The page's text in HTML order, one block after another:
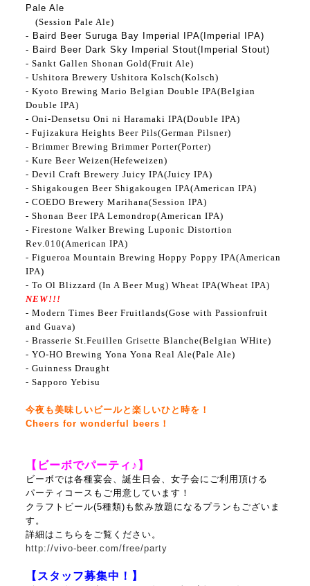
Pale Ale
(Session Pale Ale)
- Baird Beer Suruga Bay Imperial IPA(Imperial IPA)
- Baird Beer Dark Sky Imperial Stout(Imperial Stout)
- Sankt Gallen Shonan Gold(Fruit Ale)
- Ushitora Brewery Ushitora Kolsch(Kolsch)
- Kyoto Brewing Mario Belgian Double IPA(Belgian
Double IPA)
- Oni-Densetsu Oni ni Haramaki IPA(Double IPA)
- Fujizakura Heights Beer Pils(German Pilsner)
- Brimmer Brewing Brimmer Porter(Porter)
- Kure Beer Weizen(Hefeweizen)
- Devil Craft Brewery Juicy IPA(Juicy IPA)
- Shigakougen Beer Shigakougen IPA(American IPA)
- COEDO Brewery Marihana(Session IPA)
- Shonan Beer IPA Lemondrop(American IPA)
- Firestone Walker Brewing Luponic Distortion
Rev.010(American IPA)
- Figueroa Mountain Brewing Hoppy Poppy IPA(American
IPA)
- To Ol Blizzard (In A Beer Mug) Wheat IPA(Wheat IPA)
NEW!!!
- Modern Times Beer Fruitlands(Gose with Passionfruit
and Guava)
- Brasserie St.Feuillen Grisette Blanche(Belgian WHite)
- YO-HO Brewing Yona Yona Real Ale(Pale Ale)
- Guinness Draught
- Sapporo Yebisu
今夜も美味しいビールと楽しいひと時を！
Cheers for wonderful beers！
【ビーボでパーティ♪】
ビーボでは各種宴会、誕生日会、女子会にご利用頂ける
パーティコースもご用意しています！
クラフトビール(5種類)も飲み放題になるプランもございま
す。
詳細はこちらをご覧ください。
http://vivo-beer.com/free/party
【スタッフ募集中！】